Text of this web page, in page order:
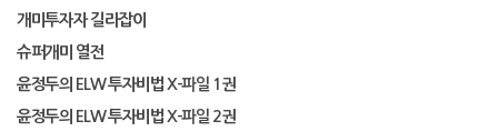
개미투자자 길라잡이
슈퍼개미 열전
윤정두의 ELW투자비법 X-파일 1 권
윤정두의 ELW투자비법 X-파일 2권